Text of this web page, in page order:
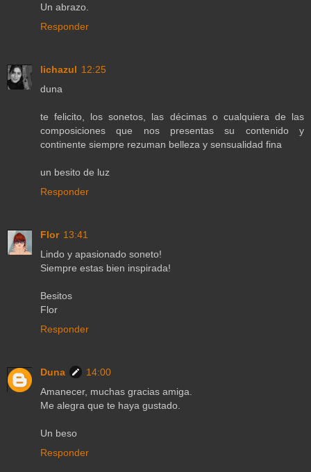
Un abrazo.
Responder
lichazul 12:25
duna
te felicito, los sonetos, las décimas o cualquiera de las
composiciones que nos presentas su contenido y
continente siempre rezuman belleza y sensualidad fina
un besito de luz
Responder
Flor 13:41
Lindo y apasionado soneto!
Siempre estas bien inspirada!
Besitos
Flor
Responder
Duna
14:00
Amanecer, muchas gracias amiga.
Me alegra que te haya gustado.
Un beso
Responder